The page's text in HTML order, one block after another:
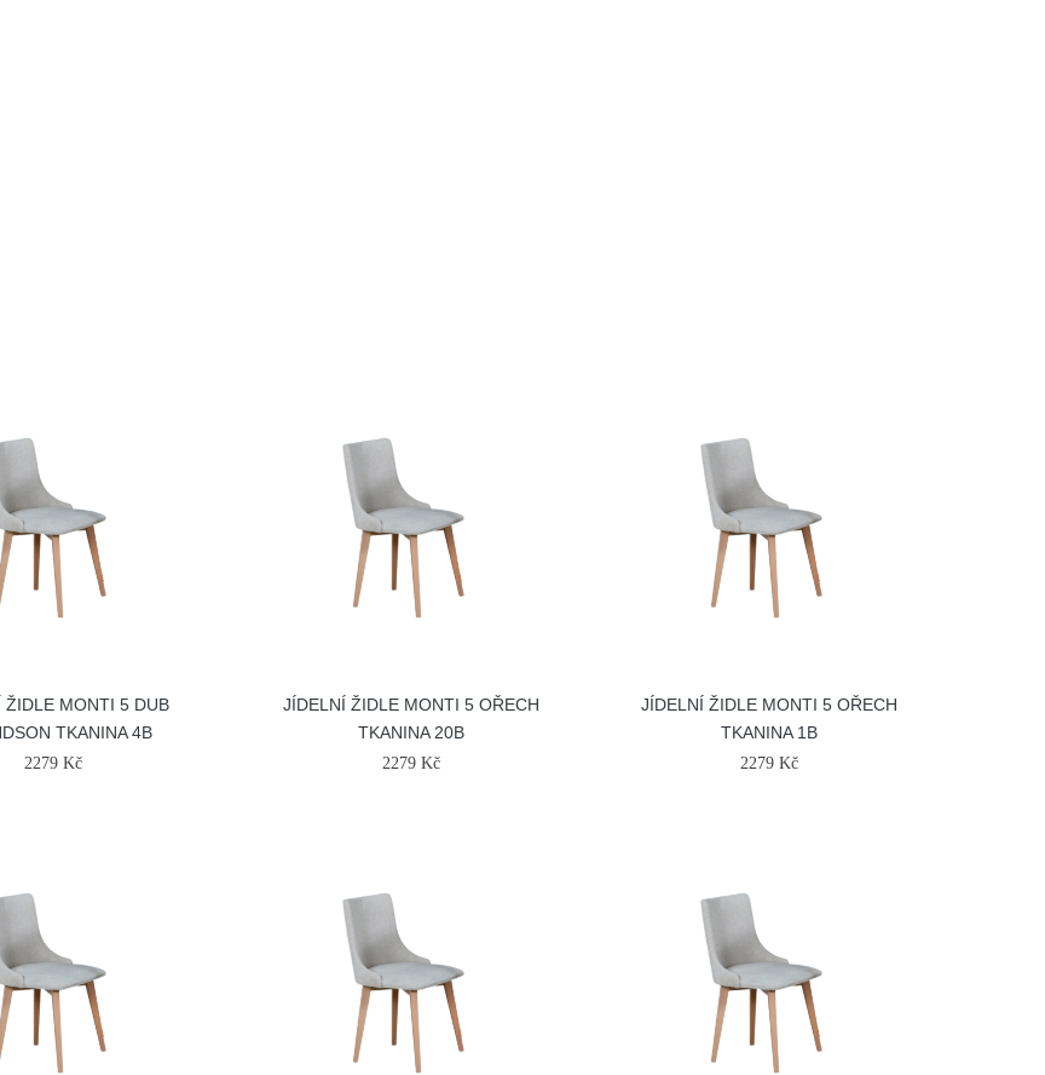
ŽIDLE MONTI 5 DUB
TKANINA 4B
2279 Kč
JÍDELNÍ ŽIDLE MONTI 5 OŘECH
TKANINA 20B
2279 Kč
JÍDELNÍ ŽIDLE MONTI 5 OŘECH
TKANINA 1B
2279 Kč